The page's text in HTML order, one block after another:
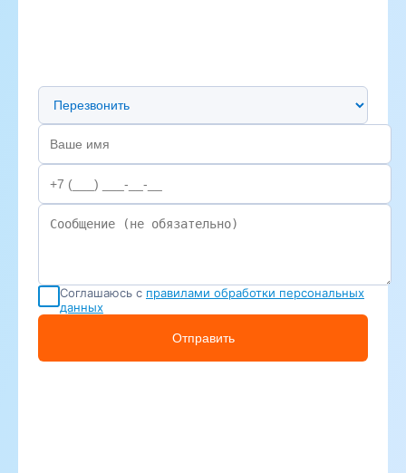
Предпочтительный способ связи
Соглашаюсь с правилами обработки персональных
данных
Отправить